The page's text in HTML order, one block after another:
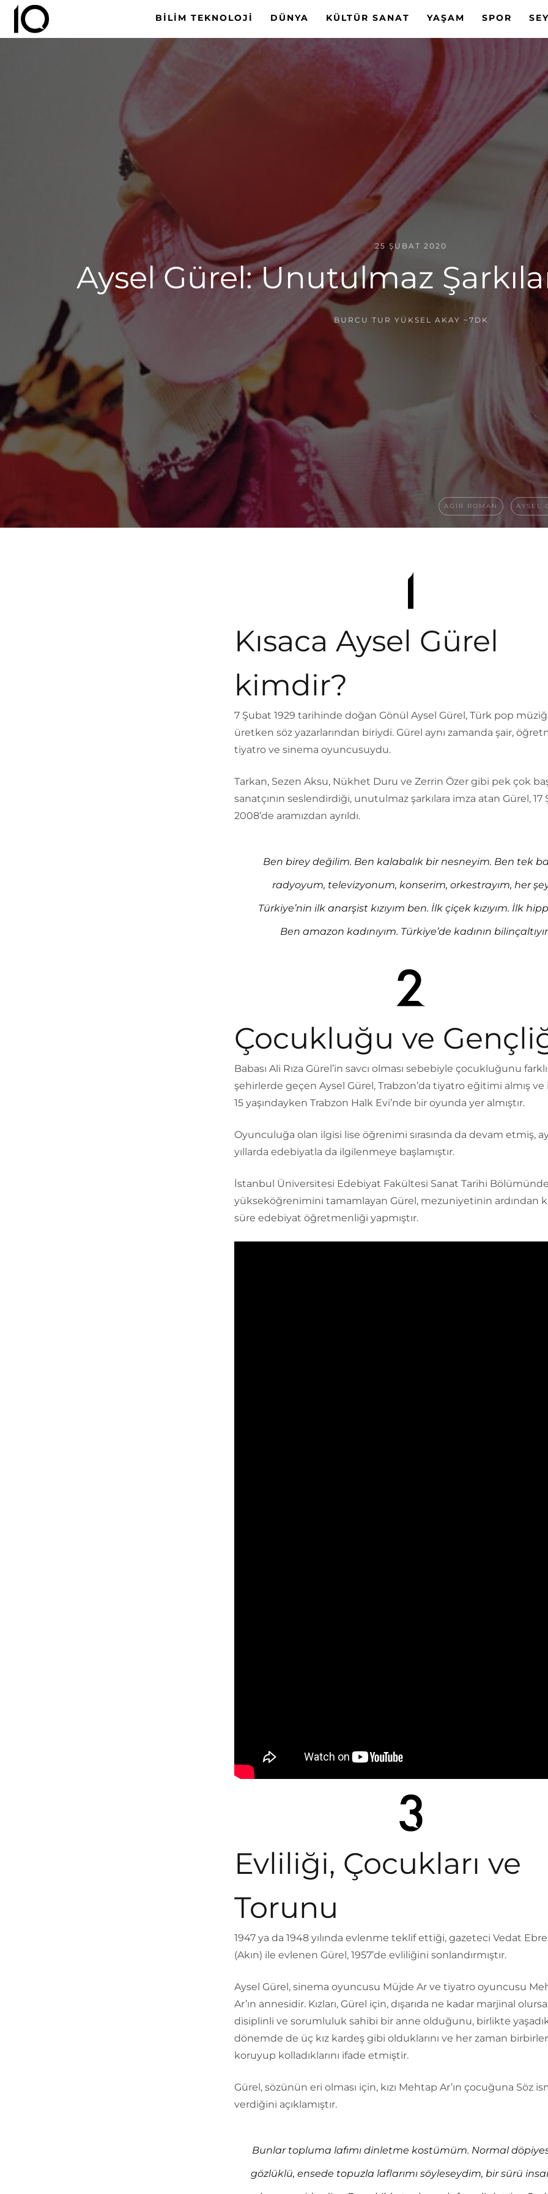
BILIM TEKNOLOJI DÜNYA KÜLTÜR SANAT YAŞAM SPOR
25 ŞUBAT 2020
Aysel Gürel: Unutulmaz
BURCU TUR YÜKSEL AKAY ~7DK
AGIR ROMAN AYSEL
Kısaca Aysel Gürel
kimdir?
7 Şubat 1929 tarihinde doğan Gönül Aysel Gürel, Türk pop
üretken söz yazarlarından biriydi. Gürel aynı zamanda şair,
tiyatro ve sinema oyuncusuydu.
Tarkan, Sezen Aksu, Nükhet Duru ve Zerrin Özer gibi pek çok
sanatçının seslendirdiği, unutulmaz şarkılara imza atan Gürel, 17
2008’de aramızdan ayrıldı.
Ben birey değilim. Ben kalabalık bir nesneyim. Ben tek
radyoyum, televizyonum, konserim, orkestrayım, her
Türkiye’nin ilk anarşist kızıyım ben. İlk çiçek kızıyım. İlk
Ben amazon kadınıyım. Türkiye’de kadının
Çocukluğu ve
Babası Ali Rıza Gürel’in savcı olması sebebiyle çocukluğunu farklı
şehirlerde geçen Aysel Gürel, Trabzon’da tiyatro eğitimi almış ve
15 yaşındayken Trabzon Halk Evi’nde bir oyunda yer almıştır.
Oyunculuğa olan ilgisi lise öğrenimi sırasında da devam etmiş,
yıllarda edebiyatla da ilgilenmeye başlamıştır.
İstanbul Üniversitesi Edebiyat Fakültesi Sanat Tarihi Bölümünde
yükseköğrenimini tamamlayan Gürel, mezuniyetinin ardından
süre edebiyat öğretmenliği yapmıştır.
Evliliği, Çocukları ve
Torunu
1947 ya da 1948 yılında evlenme teklif ettiği, gazeteci Vedat
(Akın) ile evlenen Gürel, 1957’de evliliğini sonlandırmıştır.
Aysel Gürel, sinema oyuncusu Müjde Ar ve tiyatro oyuncusu
Ar’ın annesidir. Kızları, Gürel için, dışarıda ne kadar marjinal
disiplinli ve sorumluluk sahibi bir anne olduğunu, birlikte
dönemde de üç kız kardeş gibi olduklarını ve her zaman
koruyup kolladıklarını ifade etmiştir.
Gürel, sözünün eri olması için, kızı Mehtap Ar’ın çocuğuna Söz
verdiğini açıklamıştır.
Bunlar topluma lafımı dinletme kostümüm. Normal
gözlüklü, ensede topuzla laflarımı söyleseydim, bir sürü